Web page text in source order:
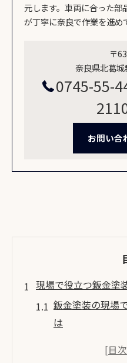
元します。車両に合った部
が丁寧に奈良で作業を進め
〒
奈良県北葛
0745-
お問い合
現場で役立つ鈑金塗
鈑金塗装の現場
は
効率的な鈑金塗